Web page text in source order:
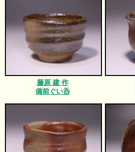
藤原 建 作
備前ぐい呑